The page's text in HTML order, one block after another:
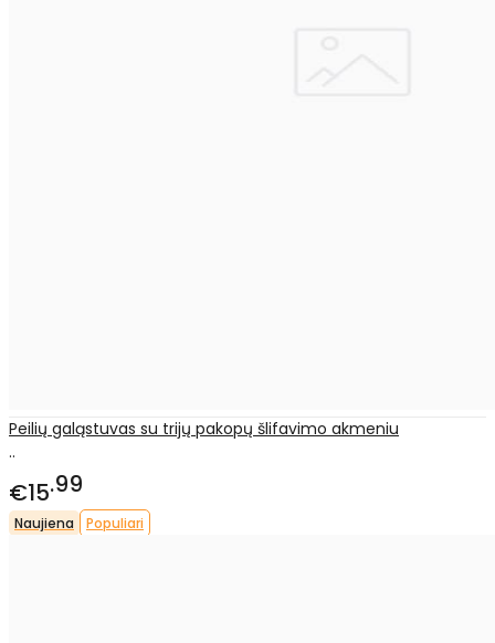
Peilių galąstuvas su trijų pakopų šlifavimo akmeniu
..
€15 99
Naujiena Populiari